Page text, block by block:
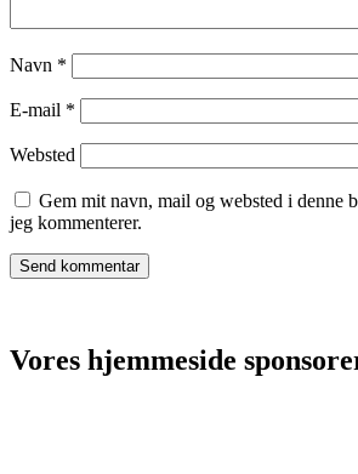
Navn *
E-mail *
Websted
Gem mit navn, mail og websted i denne
jeg kommenterer.
Vores hjemmeside